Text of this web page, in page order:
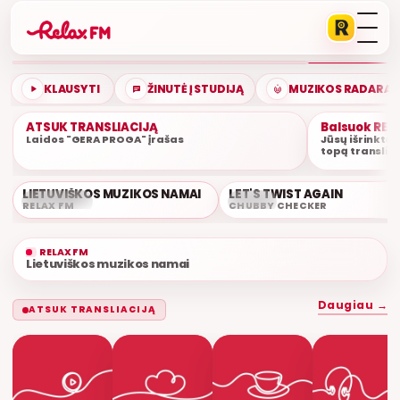
ETERYJE
GERIAUSIA DIENA
KLAUSYTI ŽINUTĖ Į STUDIJĄ MUZIKOS RADARAS
ATSUK TRANSLIACIJĄ
Laidos "GERA PROGA" įrašas
Balsuok
Jūsų išrinktą
topą
ŠIUO METU
LIETUVIŠKOS MUZIKOS NAMAI
RELAX FM 09:50
LET'S TWIST AGAIN
CHUBBY CHECKER
RELAX FM
Lietuviškos muzikos namai
ATSUK TRANSLIACIJĄ Daugiau →